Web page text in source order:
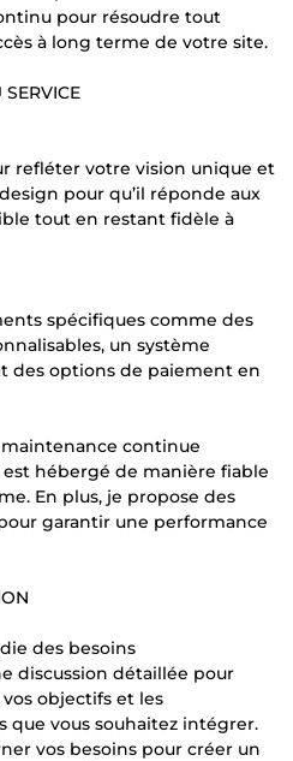
pour résoudre tout
à long terme de votre site.
SERVICE
refléter votre vision unique et
pour qu’il réponde aux
tout en restant fidèle à
spécifiques comme des
un système
des options de paiement en
continue
est hébergé de manière fiable
En plus, je propose des
garantir une performance
des besoins
discussion détaillée pour
objectifs et les
que vous souhaitez intégrer.
vos besoins pour créer un